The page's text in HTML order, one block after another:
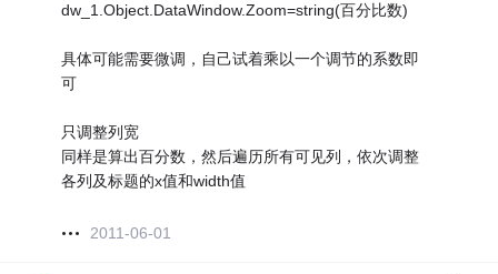
dw_1.Object.DataWindow.Zoom=string(百分比数)
具体可能需要微调，自己试着乘以一个调节的系数即
可
只调整列宽
同样是算出百分数，然后遍历所有可见列，依次调整
各列及标题的x值和width值
2011-06-01